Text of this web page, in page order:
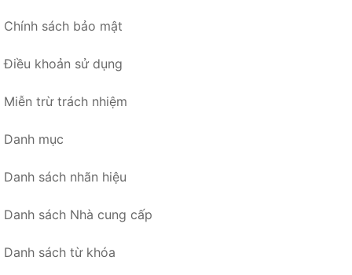
Chính sách bảo mật
Điều khoản sử dụng
Miễn trừ trách nhiệm
Danh mục
Danh sách nhãn hiệu
Danh sách Nhà cung cấp
Danh sách từ khóa